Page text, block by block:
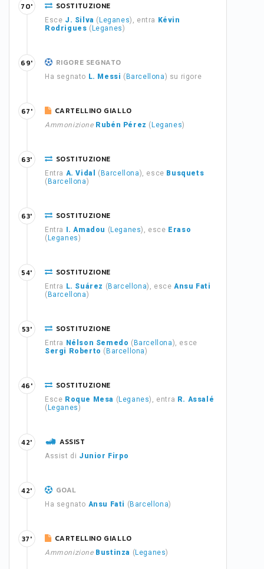
SOSTITUZIONE
Esce J. Silva ( Leganes), entra
Kévin
Rodrigues ( Leganes)
70'
RIGORE SEGNATO
Ha segnato L. Messi ( Barcellona) su rigore
69'
CARTELLINO GIALLO
Ammonizione Rubén Pérez ( Leganes)
67'
SOSTITUZIONE
Entra A. Vidal ( Barcellona), esce Busquets
( Barcellona)
63'
SOSTITUZIONE
Entra I. Amadou ( Leganes), esce Eraso
( Leganes)
63'
SOSTITUZIONE
Entra L. Suárez ( Barcellona), esceAnsu Fati
( Barcellona)
54'
SOSTITUZIONE
Entra Nélson Semedo ( Barcellona), esce
Sergi Roberto ( Barcellona)
53'
SOSTITUZIONE
Esce Roque Mesa ( Leganes), entra R. Assalé
( Leganes)
46'
ASSIST
Assist di Junior Firpo
42'
GOAL
Ha segnato Ansu Fati ( Barcellona)
42'
CARTELLINO GIALLO
Ammonizione Bustinza ( Leganes)
37'